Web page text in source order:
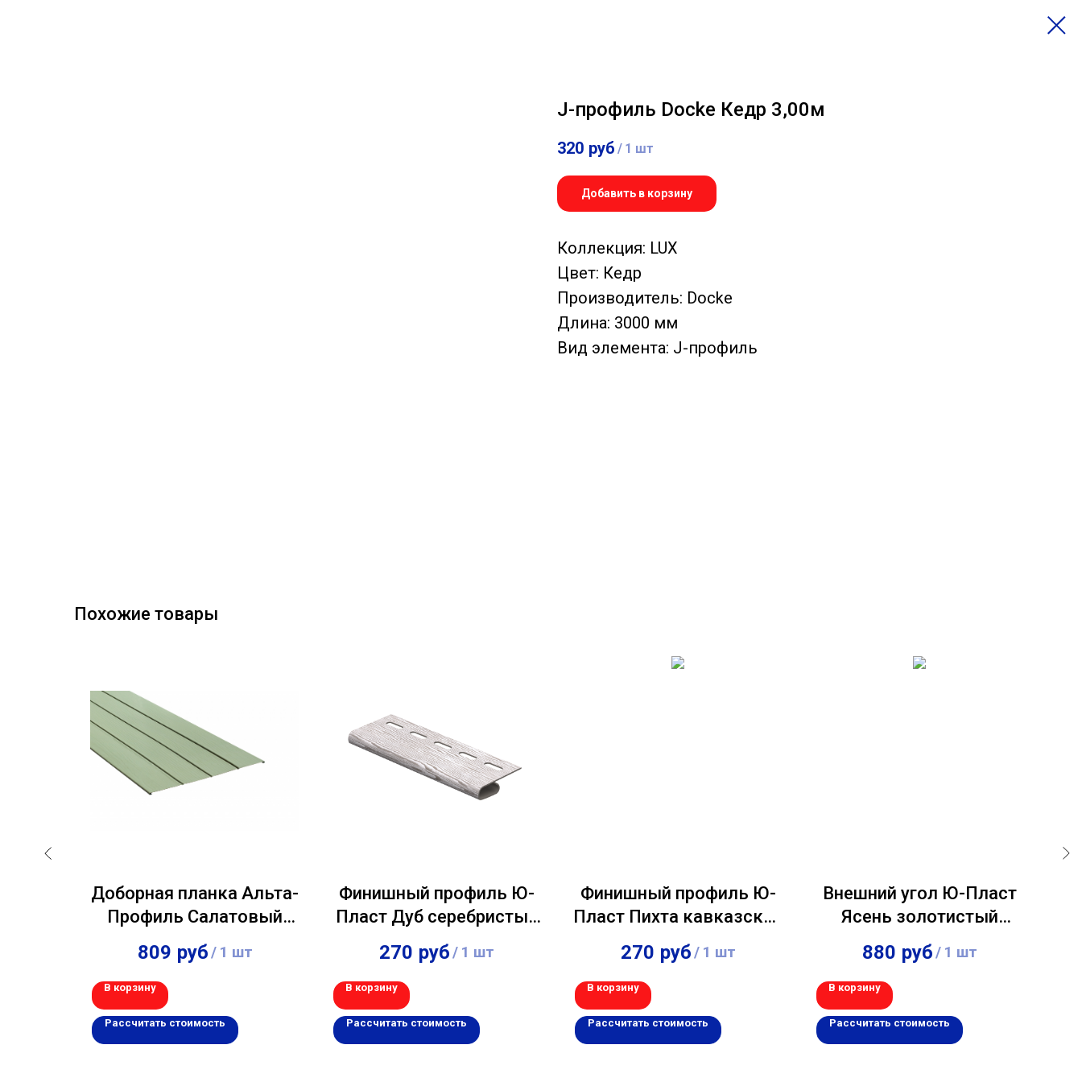
J-профиль Docke Кедр 3,00м
320 руб / 1 шт
Добавить в корзину
Коллекция: LUX
Цвет: Кедр
Производитель: Docke
Длина: 3000 мм
Вид элемента: J-профиль
Похожие товары
Доборная планка Альта-
Профиль Салатовый
3,00м
809 руб/ 1 шт
В корзину
Рассчитать стоимость
Финишный профиль Ю-
Пласт Дуб серебристый
3,00м
270 руб/ 1 шт
В корзину
Рассчитать стоимость
Финишный профиль Ю-
Пласт Пихта кавказская
3,00м
270 руб/ 1 шт
В корзину
Рассчитать стоимость
Внешний угол Ю-Пласт
Ясень золотистый
3,00м
880 руб/ 1 шт
В корзину
Рассчитать стоимость